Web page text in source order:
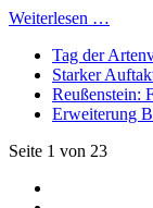
Weiterlesen …
Tag der
Starker
Reußenstein:
Erweiterung
Seite 1 von 23